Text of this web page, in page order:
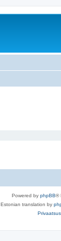
Powered by phpBB®
Estonian translation by
Privaatsus